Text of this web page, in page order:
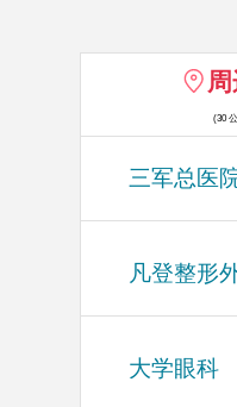
(30
三军总医
凡登整形
大学眼科